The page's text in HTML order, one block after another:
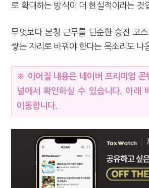
로 확대하는 방식이 더 현실적이라는 것
무엇보다 본청 근무를 단순한 승진 코
쌓는 자리로 바꿔야 한다는 목소리도 나
※ 이어질 내용은 네이버 프리미엄 콘
널에서 확인하실 수 있습니다. 아래
이동합니다.